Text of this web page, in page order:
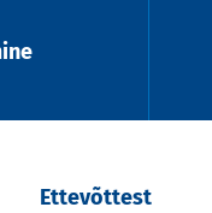
Ettevõttest